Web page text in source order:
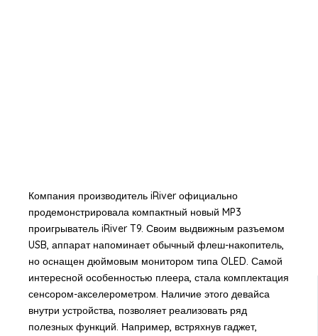
Компания производитель iRiver официально
продемонстрировала компактный новый MP3
проигрыватель iRiver T9. Своим выдвижным разъемом
USB, аппарат напоминает обычный флеш-накопитель,
но оснащен дюймовым монитором типа OLED. Самой
интересной особенностью плеера, стала комплектация
сенсором-акселерометром. Наличие этого девайса
внутри устройства, позволяет реализовать ряд
полезных функций. Например, встряхнув гаджет,